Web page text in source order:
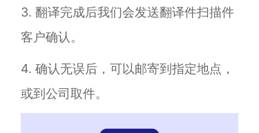
3. 翻译完成后我们会发送翻译件扫描件
客户确认。
4. 确认无误后，可以邮寄到指定地点，
或到公司取件。